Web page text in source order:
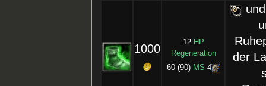
1000 12 HP
Regeneration
60 (90) MS 4
der